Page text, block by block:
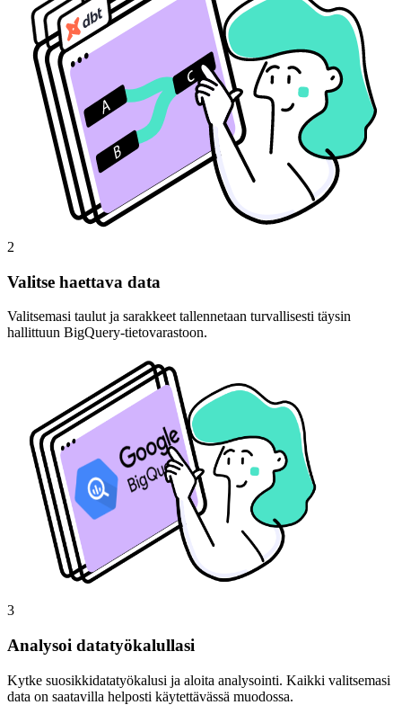
2
Valitse haettava data
Valitsemasi taulut ja sarakkeet tallennetaan turvallisesti täysin
hallittuun BigQuery-tietovarastoon.
3
Analysoi datatyökalullasi
Kytke suosikkidatatyökalusi ja aloita analysointi. Kaikki valitsemasi
data on saatavilla helposti käytettävässä muodossa.